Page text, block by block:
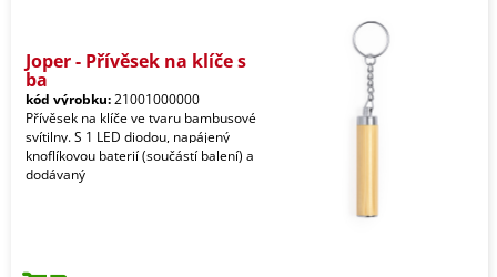
Joper - Přívěsek na klíče s
ba
kód výrobku:21001000000
Přívěsek na klíče ve tvaru bambusové
svítilny. S 1 LED diodou, napájený
knoflíkovou baterií (součástí balení) a
dodávaný